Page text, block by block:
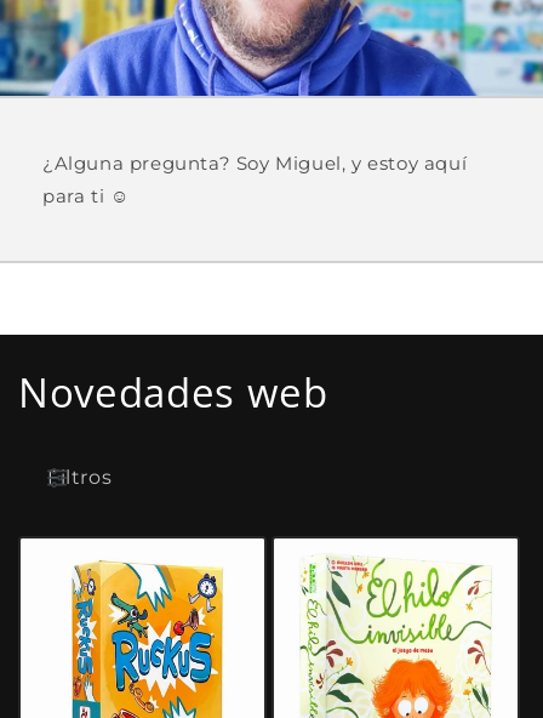
¿Alguna pregunta? Soy Miguel, y estoy aquí
para ti ☺️
Novedades web
Filtros